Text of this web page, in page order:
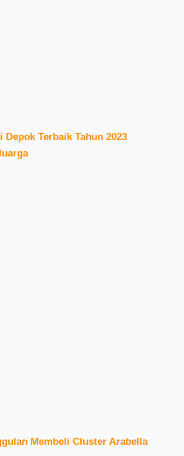
Terbaik Tahun 2023
Membeli Cluster Arabella